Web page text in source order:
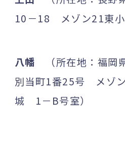
10－18 メゾン21東小
八幡 （所在地：福岡
別当町1番25号 メゾ
城 1－B号室）